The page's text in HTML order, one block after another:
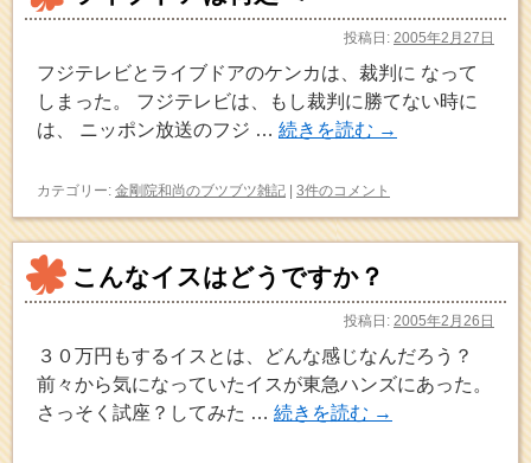
投稿日: 2005年2月27日
フジテレビとライブドアのケンカは、裁判に なって
しまった。 フジテレビは、もし裁判に勝てない時に
は、 ニッポン放送のフジ … 続きを読む →
カテゴリー: 金剛院和尚のブツブツ雑記 | 3件のコメント
こんなイスはどうですか？
投稿日: 2005年2月26日
３０万円もするイスとは、どんな感じなんだろう？
前々から気になっていたイスが東急ハンズにあった。
さっそく試座？してみた … 続きを読む →